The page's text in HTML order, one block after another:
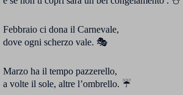
Febbraio ci dona il Carnevale,
dove ogni scherzo vale. 🎭
Marzo ha il tempo pazzerello,
a volte il sole, altre l’ombrello. ☔